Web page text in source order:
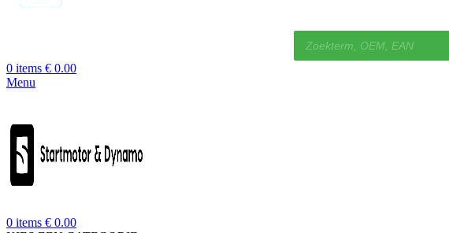
Producten
zoeken
0 items € 0.00
Menu
0 items € 0.00